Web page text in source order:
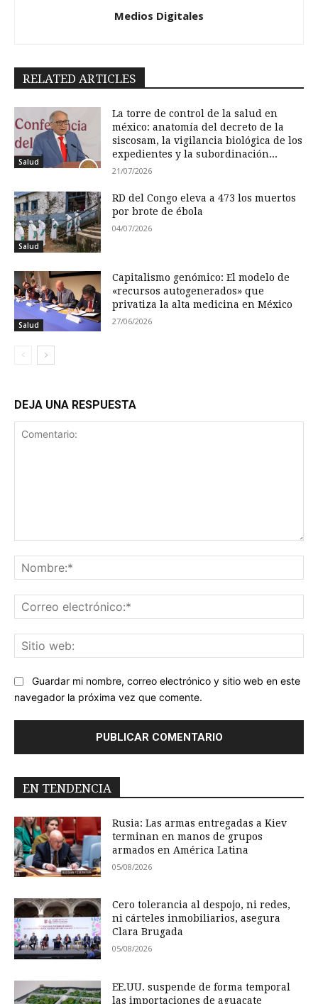
Medios Digitales
RELATED ARTICLES
Salud
La torre de control de la salud en
méxico: anatomía del decreto de la
siscosam, la vigilancia biológica de los
expedientes y la subordinación...
21/07/2026
Salud
RD del Congo eleva a 473 los muertos
por brote de ébola
04/07/2026
Salud
Capitalismo genómico: El modelo de
«recursos autogenerados» que
privatiza la alta medicina en México
27/06/2026
DEJA UNA RESPUESTA
Guardar mi nombre, correo electrónico y sitio web en este
navegador la próxima vez que comente.
EN TENDENCIA
Rusia: Las armas entregadas a Kiev
terminan en manos de grupos
armados en América Latina
05/08/2026
Cero tolerancia al despojo, ni redes,
ni cárteles inmobiliarios, asegura
Clara Brugada
05/08/2026
EE.UU. suspende de forma temporal
las importaciones de aguacate